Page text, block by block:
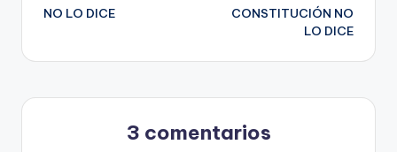
NO LO DICE
CONSTITUCIÓN NO
LO DICE
3 comentarios